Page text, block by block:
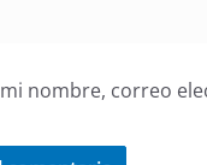
nombre, correo